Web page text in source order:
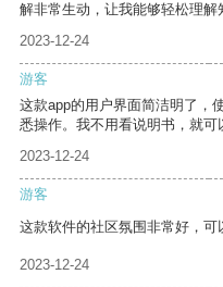
解非常生动，让我能够轻松理解
2023-12-24
游客
这款app的用户界面简洁明了，
悉操作。我不用看说明书，就可
2023-12-24
游客
这款软件的社区氛围非常好，可
2023-12-24